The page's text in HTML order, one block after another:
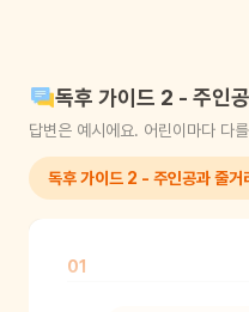
독후 가이드 2 - 주인
답변은 예시에요. 어린이마다 다
독후 가이드 2 - 주인공과 줄거
01